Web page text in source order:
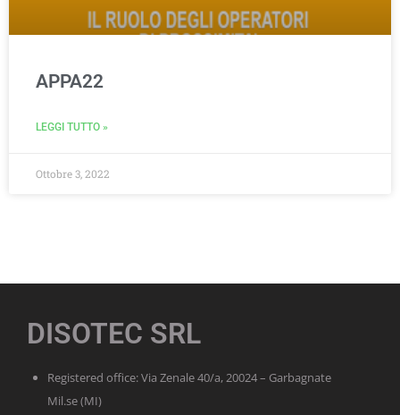
APPA22
LEGGI TUTTO »
Ottobre 3, 2022
DISOTEC SRL
Registered office: Via Zenale 40/a, 20024 – Garbagnate
Mil.se (MI)